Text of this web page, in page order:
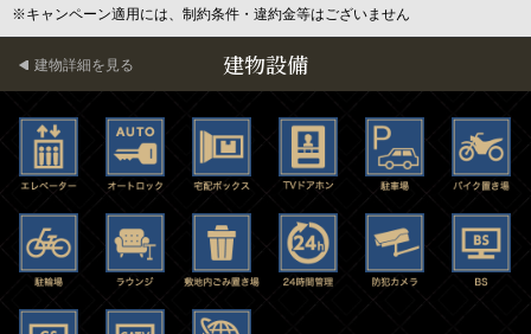
※キャンペーン適用には、制約条件・違約金等はございません
建物設備
建物詳細を見る